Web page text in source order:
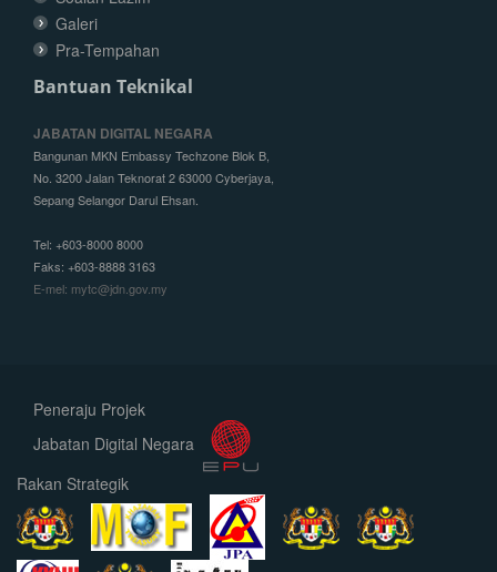
Galeri
Pra-Tempahan
Bantuan Teknikal
JABATAN DIGITAL NEGARA
Bangunan MKN Embassy Techzone Blok B,
No. 3200 Jalan Teknorat 2 63000 Cyberjaya,
Sepang Selangor Darul Ehsan.
Tel: +603-8000 8000
Faks: +603-8888 3163
E-mel: mytc@jdn.gov.my
Peneraju Projek
Jabatan Digital Negara
Rakan Strategik